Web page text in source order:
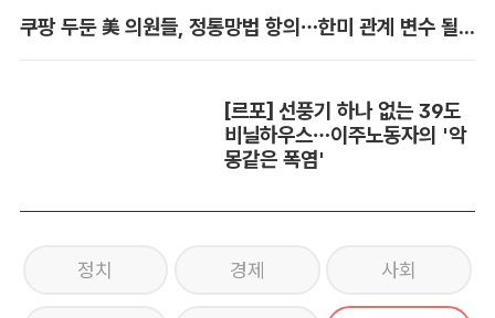
쿠팡 두둔 美 의원들, 정통망법 항의…한미 관계 변수 될까
[르포] 선풍기 하나 없는 39도
비닐하우스…이주노동자의 '악
몽같은 폭염'
정치 경제 사회